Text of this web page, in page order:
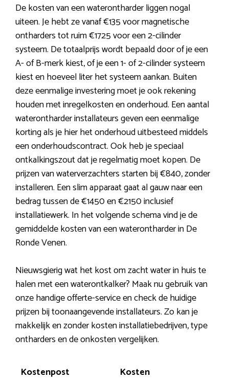
De kosten van een waterontharder liggen nogal
uiteen. Je hebt ze vanaf €135 voor magnetische
ontharders tot ruim €1725 voor een 2-cilinder
systeem. De totaalprijs wordt bepaald door of je een
A- of B-merk kiest, of je een 1- of 2-cilinder systeem
kiest en hoeveel liter het systeem aankan. Buiten
deze eenmalige investering moet je ook rekening
houden met inregelkosten en onderhoud. Een aantal
waterontharder installateurs geven een eenmalige
korting als je hier het onderhoud uitbesteed middels
een onderhoudscontract. Ook heb je speciaal
ontkalkingszout dat je regelmatig moet kopen. De
prijzen van waterverzachters starten bij €840, zonder
installeren. Een slim apparaat gaat al gauw naar een
bedrag tussen de €1450 en €2150 inclusief
installatiewerk. In het volgende schema vind je de
gemiddelde kosten van een waterontharder in De
Ronde Venen.
Nieuwsgierig wat het kost om zacht water in huis te
halen met een waterontkalker? Maak nu gebruik van
onze handige offerte-service en check de huidige
prijzen bij toonaangevende installateurs. Zo kan je
makkelijk en zonder kosten installatiebedrijven, type
ontharders en de onkosten vergelijken.
Kostenpost
Kosten